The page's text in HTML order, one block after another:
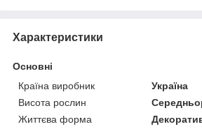
Характеристики
Основні
Країна виробник
Україна
Висота рослин
Життєва форма